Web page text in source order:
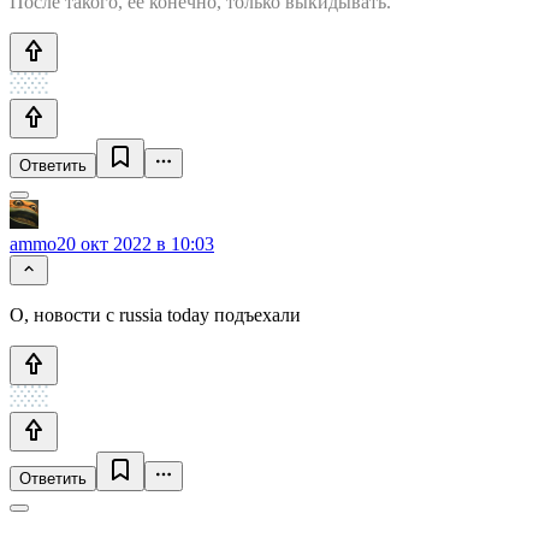
Ответить
ammo20 окт 2022 в 10:03
О, новости с russia today подъехали
Ответить